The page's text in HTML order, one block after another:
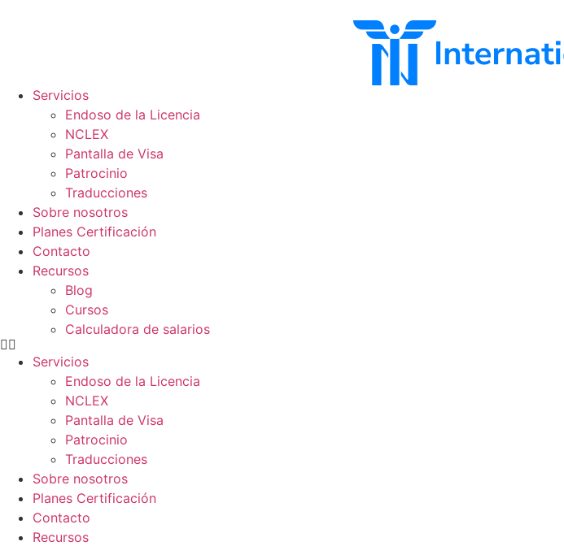
Servicios
Endoso de la Licencia
NCLEX
Pantalla de Visa
Patrocinio
Traducciones
Sobre nosotros
Planes Certificación
Contacto
Recursos
Blog
Cursos
Calculadora de salarios
Servicios
Endoso de la Licencia
NCLEX
Pantalla de Visa
Patrocinio
Traducciones
Sobre nosotros
Planes Certificación
Contacto
Recursos